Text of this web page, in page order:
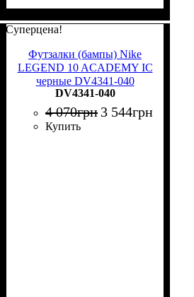
Суперцена!
Футзалки (бампы) Nike
LEGEND 10 ACADEMY IC
черные DV4341-040
DV4341-040
4 070грн 3 544грн
Купить